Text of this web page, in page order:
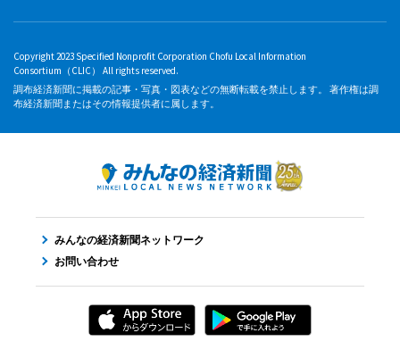
Copyright 2023 Specified Nonprofit Corporation Chofu Local Information
Consortium（CLIC） All rights reserved.
調布経済新聞に掲載の記事・写真・図表などの無断転載を禁止します。 著作権は調
布経済新聞またはその情報提供者に属します。
みんなの経済新聞ネットワーク
お問い合わせ